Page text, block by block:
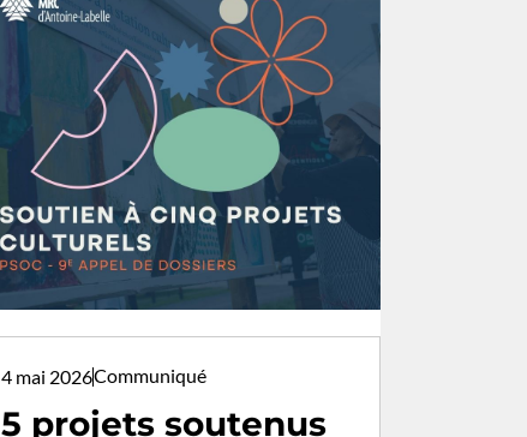
4 mai 2026Communiqué
5 projets soutenus